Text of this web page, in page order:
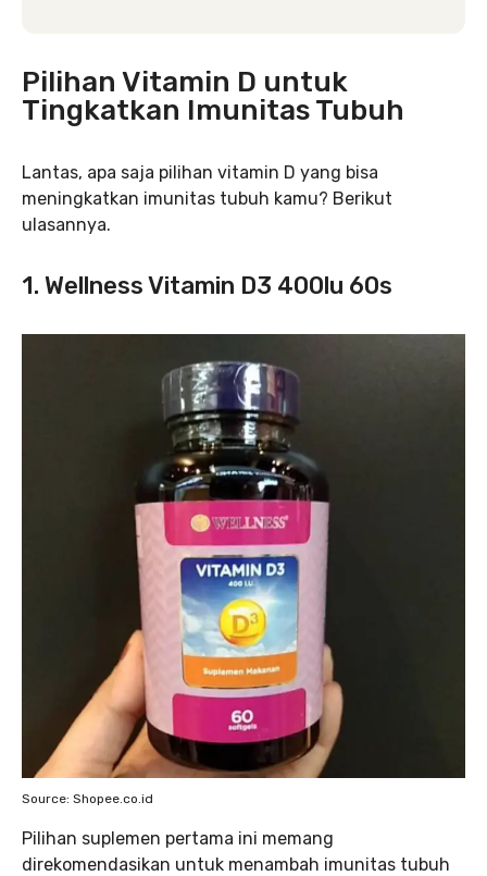
Pilihan Vitamin D untuk
Tingkatkan Imunitas Tubuh
Lantas, apa saja pilihan vitamin D yang bisa
meningkatkan imunitas tubuh kamu? Berikut
ulasannya.
1. Wellness Vitamin D3 400lu 60s
Source: Shopee.co.id
Pilihan suplemen pertama ini memang
direkomendasikan untuk menambah imunitas tubuh